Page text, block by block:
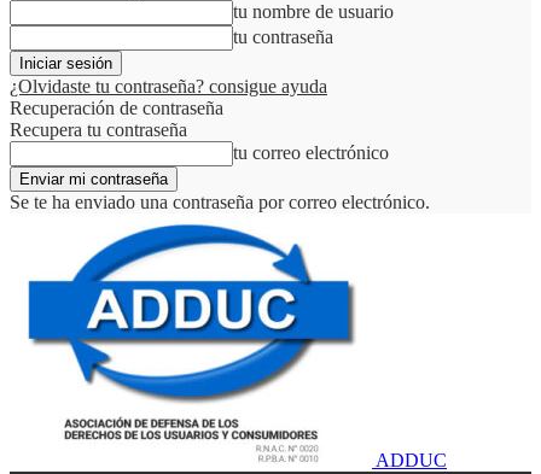
tu nombre de usuario
tu contraseña
¿Olvidaste tu contraseña? consigue ayuda
Recuperación de contraseña
Recupera tu contraseña
tu correo electrónico
Se te ha enviado una contraseña por correo electrónico.
ADDUC